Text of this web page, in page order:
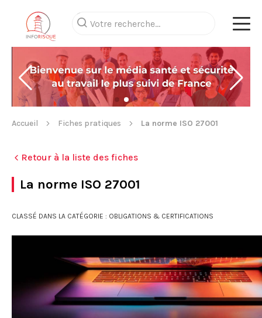
Accueil Fiches pratiques La norme ISO 27001
Retour à la liste des fiches
La norme ISO 27001
CLASSÉ DANS LA CATÉGORIE : OBLIGATIONS & CERTIFICATIONS